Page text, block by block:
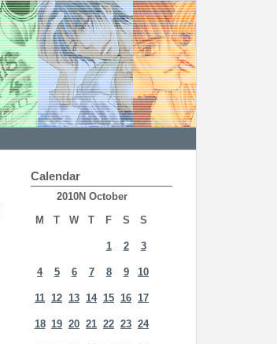
Calendar
2010N October
M
T W T F S S
1 2 3
4 5 6 7 8 9 10
11 12 13 14 15 16 17
18 19 20 21 22 23 24